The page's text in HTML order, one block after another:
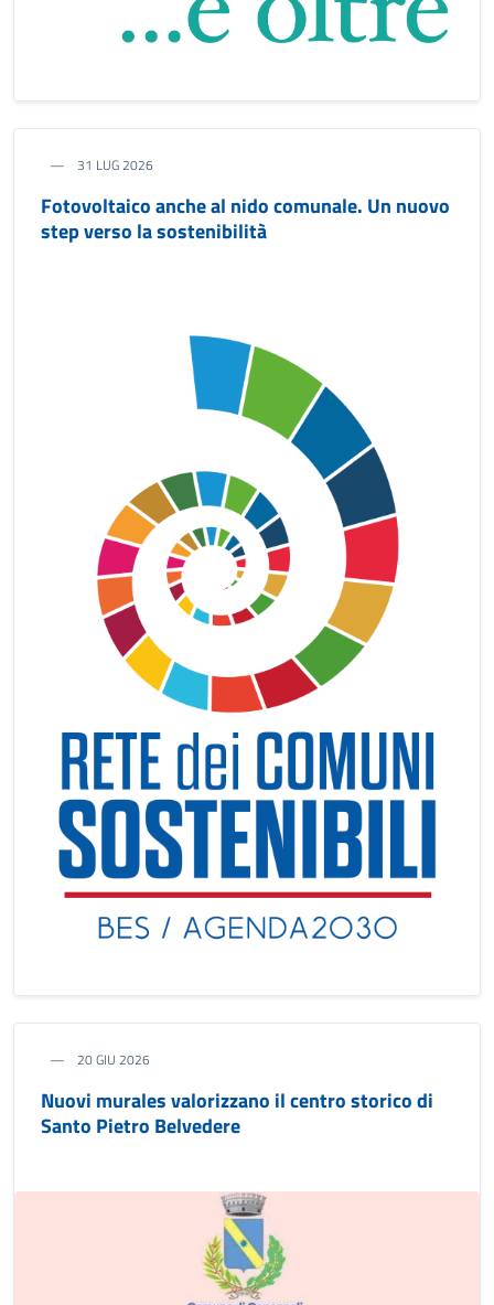
31 LUG 2026
Fotovoltaico anche al nido comunale. Un nuovo
step verso la sostenibilità
20 GIU 2026
Nuovi murales valorizzano il centro storico di
Santo Pietro Belvedere